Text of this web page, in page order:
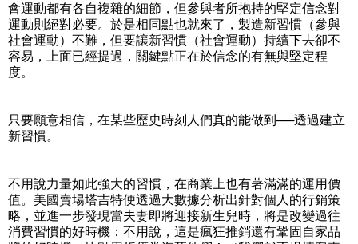
會運動都有各自複雜的細節，但參與者所抱持的堅定信念對
運動則絕對必要。於是相同點也就來了，製造新習慣（參與
社會運動）不難，但要讓新習慣（社會運動）持續下去卻不
容易，上面已經提過，關鍵點正在於信念的有無與堅定程
度。
只要願意相信，在某些歷史時刻人們真的能做到──透過建立
新習慣。
不用說力量如此強大的習慣，在商業上也有著滿滿的運用價
值。美國賣場塔吉特便透過大數據分析出針對個人的行銷策
略，並進一步發現當夫妻即將迎接新生兒時，將是改變過往
消費習慣的好時機：不用說，這是瘋狂推銷還有鞏固自家品